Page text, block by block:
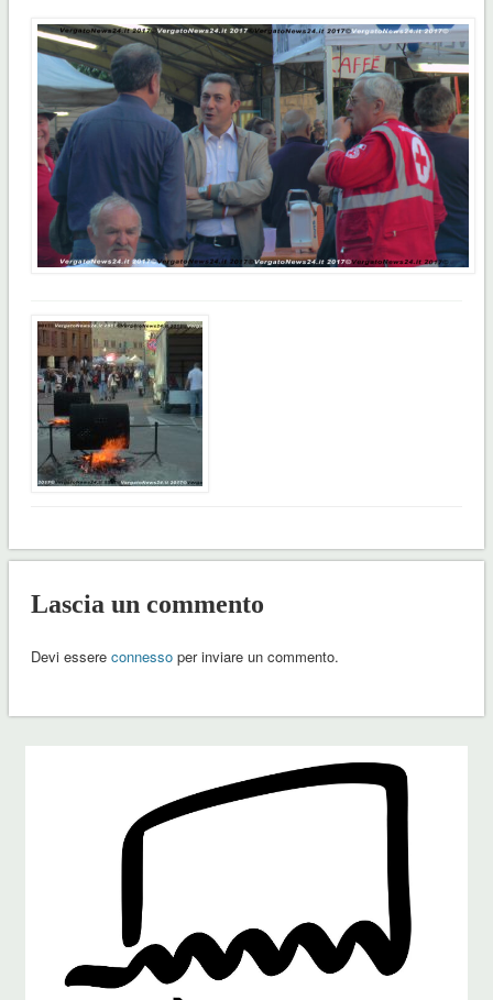
Lascia un commento
Devi essere connessoper inviare un commento.